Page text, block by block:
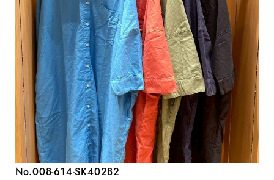
No.008-614-SK40282